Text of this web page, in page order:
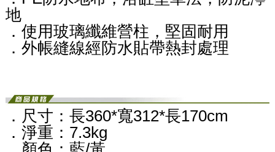
地
．使用玻璃纖維營柱，堅固耐用
．外帳縫線經防水貼帶熱封處理
．尺寸：長360*寬312*長170cm
．淨重：7.3kg